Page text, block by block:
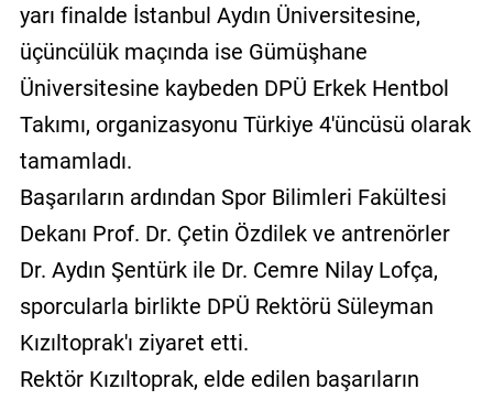
yarı finalde İstanbul Aydın Üniversitesine,
üçüncülük maçında ise Gümüşhane
Üniversitesine kaybeden DPÜ Erkek Hentbol
Takımı, organizasyonu Türkiye 4'üncüsü olarak
tamamladı.
Başarıların ardından Spor Bilimleri Fakültesi
Dekanı Prof. Dr. Çetin Özdilek ve antrenörler
Dr. Aydın Şentürk ile Dr. Cemre Nilay Lofça,
sporcularla birlikte DPÜ Rektörü Süleyman
Kızıltoprak'ı ziyaret etti.
Rektör Kızıltoprak, elde edilen başarıların